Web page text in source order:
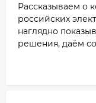
Рассказываем о
российских
наглядно
решения, даём